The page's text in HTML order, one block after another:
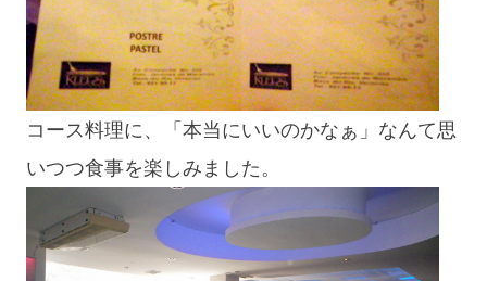
コース料理に、「本当にいいのかなぁ」なんて思
いつつ食事を楽しみました。